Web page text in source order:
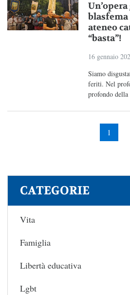
blasfema
ateneo
“basta”!
16 gennaio
Siamo
feriti. Nel
profondo della
1
CATEGORIE
Vita
Famiglia
Libertà educativa
Lgbt